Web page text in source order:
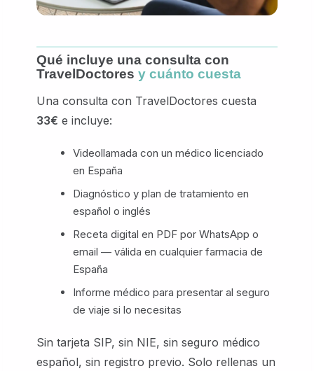
Qué incluye una consulta con
TravelDoctores y cuánto cuesta
Una consulta con TravelDoctores cuesta
33€ e incluye:
Videollamada con un médico licenciado
en España
Diagnóstico y plan de tratamiento en
español o inglés
Receta digital en PDF por WhatsApp o
email — válida en cualquier farmacia de
España
Informe médico para presentar al seguro
de viaje si lo necesitas
Sin tarjeta SIP, sin NIE, sin seguro médico
español, sin registro previo. Solo rellenas un